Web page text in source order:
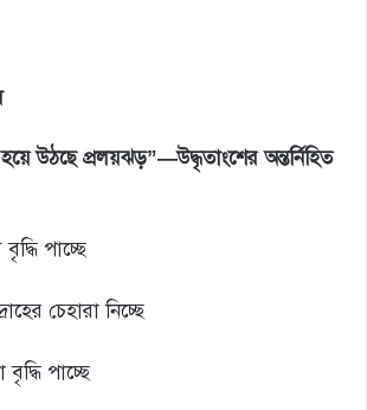
হয়ে উঠছে প্রলয়ঝড়”—উদ্ধৃতাংশের অন্তর্নিহিত
পাচ্ছে
চেহারা নিচ্ছে
বৃদ্ধি পাচ্ছে